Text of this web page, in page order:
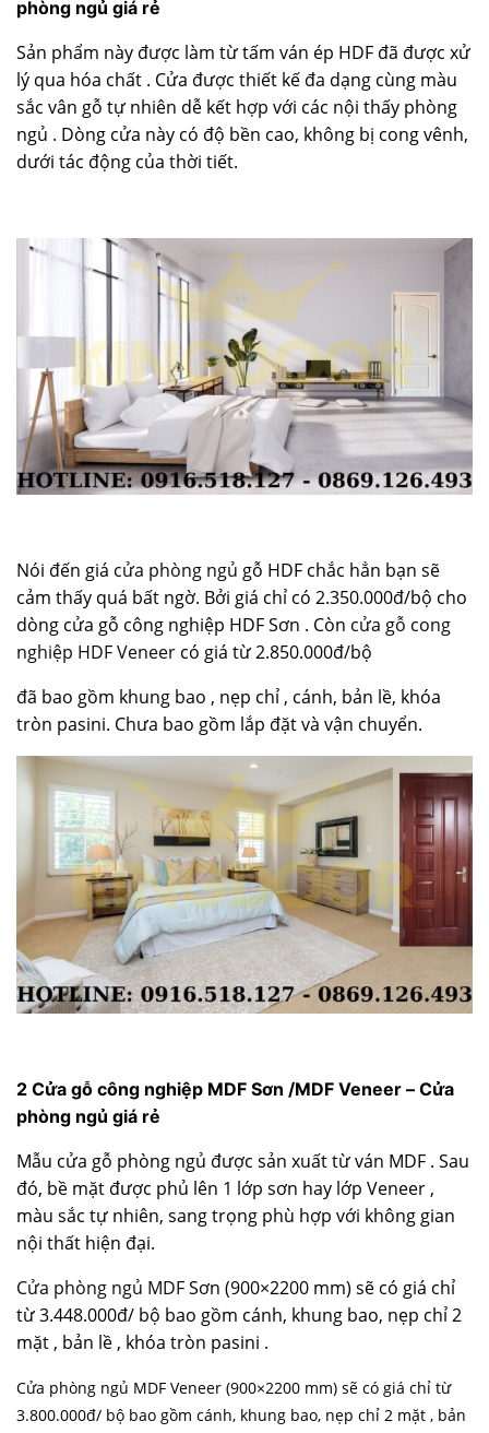
phòng ngủ giá rẻ
Sản phẩm này được làm từ tấm ván ép HDF đã được xử
lý qua hóa chất . Cửa được thiết kế đa dạng cùng màu
sắc vân gỗ tự nhiên dễ kết hợp với các nội thấy phòng
ngủ . Dòng cửa này có độ bền cao, không bị cong vênh,
dưới tác động của thời tiết.
Nói đến giá cửa phòng ngủ gỗ HDF chắc hẳn bạn sẽ
cảm thấy quá bất ngờ. Bởi giá chỉ có 2.350.000đ/bộ cho
dòng cửa gỗ công nghiệp HDF Sơn . Còn cửa gỗ cong
nghiệp HDF Veneer có giá từ 2.850.000đ/bộ
đã bao gồm khung bao , nẹp chỉ , cánh, bản lề, khóa
tròn pasini. Chưa bao gồm lắp đặt và vận chuyển.
2 Cửa gỗ công nghiệp MDF Sơn /MDF Veneer – Cửa
phòng ngủ giá rẻ
Mẫu cửa gỗ phòng ngủ được sản xuất từ ván MDF . Sau
đó, bề mặt được phủ lên 1 lớp sơn hay lớp Veneer ,
màu sắc tự nhiên, sang trọng phù hợp với không gian
nội thất hiện đại.
Cửa phòng ngủ MDFSơn (900×2200 mm) sẽ có giá chỉ
từ 3.448.000đ/ bộ bao gồm cánh, khung bao, nẹp chỉ 2
mặt , bản lề , khóa tròn pasini .
Cửa phòng ngủ MDF Veneer (900×2200 mm) sẽ có giá chỉ từ
3.800.000đ/ bộ bao gồm cánh, khung bao, nẹp chỉ 2 mặt , bản